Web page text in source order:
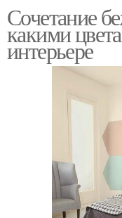
Сочетание
какими
интерьере